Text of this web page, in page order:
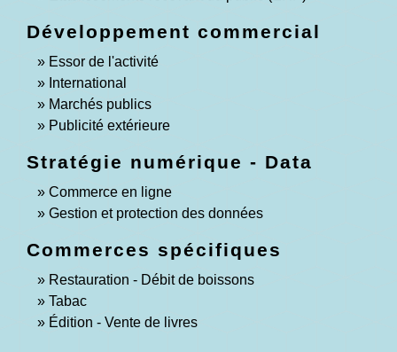
Développement commercial
Essor de l'activité
International
Marchés publics
Publicité extérieure
Stratégie numérique - Data
Commerce en ligne
Gestion et protection des données
Commerces spécifiques
Restauration - Débit de boissons
Tabac
Édition - Vente de livres